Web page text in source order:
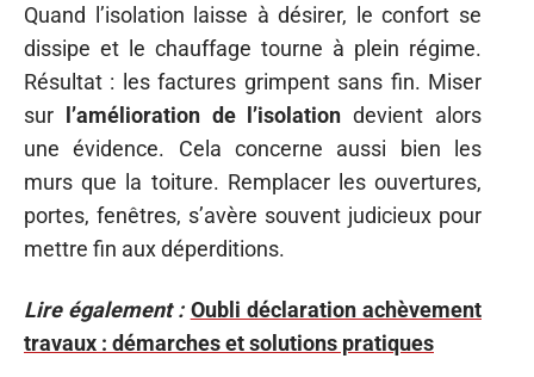
Quand l’isolation laisse à désirer, le confort se
dissipe et le chauffage tourne à plein régime.
Résultat : les factures grimpent sans fin. Miser
sur
l’amélioration de l’isolation devient alors
une évidence. Cela concerne aussi bien les
murs que la toiture. Remplacer les ouvertures,
portes, fenêtres, s’avère souvent judicieux pour
mettre fin aux déperditions.
Lire également : Oubli déclaration achèvement
travaux : démarches et solutions pratiques